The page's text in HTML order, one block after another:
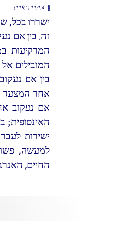
11:1.4 (119.1)
ישררו בכל,
זה. בין אם
המרקיעות
המובילים
בין אם
אחר המצעד
אם נעקוב
ישירות
למעשה,
החיים,